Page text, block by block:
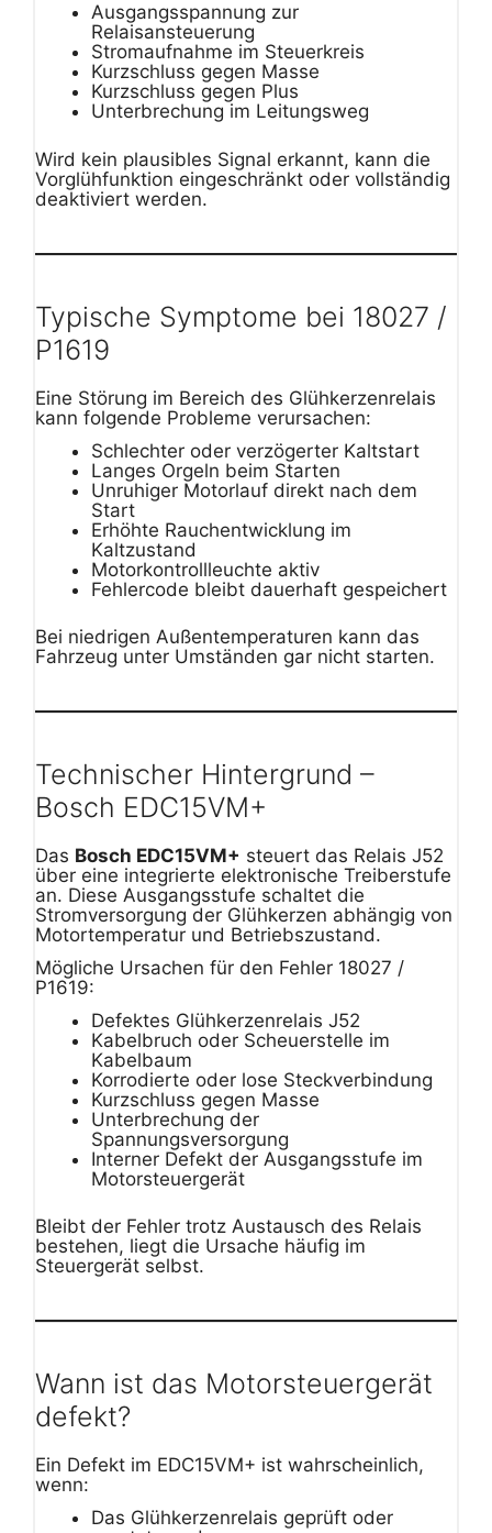
Ausgangsspannung zur
Relaisansteuerung
Stromaufnahme im Steuerkreis
Kurzschluss gegen Masse
Kurzschluss gegen Plus
Unterbrechung im Leitungsweg
Wird kein plausibles Signal erkannt, kann die
Vorglühfunktion eingeschränkt oder vollständig
deaktiviert werden.
Typische Symptome bei 18027 /
P1619
Eine Störung im Bereich des Glühkerzenrelais
kann folgende Probleme verursachen:
Schlechter oder verzögerter Kaltstart
Langes Orgeln beim Starten
Unruhiger Motorlauf direkt nach dem
Start
Erhöhte Rauchentwicklung im
Kaltzustand
Motorkontrollleuchte aktiv
Fehlercode bleibt dauerhaft gespeichert
Bei niedrigen Außentemperaturen kann das
Fahrzeug unter Umständen gar nicht starten.
Technischer Hintergrund –
Bosch EDC15VM+
Das Bosch EDC15VM+ steuert das Relais J52
über eine integrierte elektronische Treiberstufe
an. Diese Ausgangsstufe schaltet die
Stromversorgung der Glühkerzen abhängig von
Motortemperatur und Betriebszustand.
Mögliche Ursachen für den Fehler 18027 /
P1619:
Defektes Glühkerzenrelais J52
Kabelbruch oder Scheuerstelle im
Kabelbaum
Korrodierte oder lose Steckverbindung
Kurzschluss gegen Masse
Unterbrechung der
Spannungsversorgung
Interner Defekt der Ausgangsstufe im
Motorsteuergerät
Bleibt der Fehler trotz Austausch des Relais
bestehen, liegt die Ursache häufig im
Steuergerät selbst.
Wann ist das Motorsteuergerät
defekt?
Ein Defekt im EDC15VM+ ist wahrscheinlich,
wenn:
Das Glühkerzenrelais geprüft oder